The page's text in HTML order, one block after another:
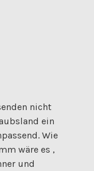
nicht
ein
Wie
wäre es ,
und